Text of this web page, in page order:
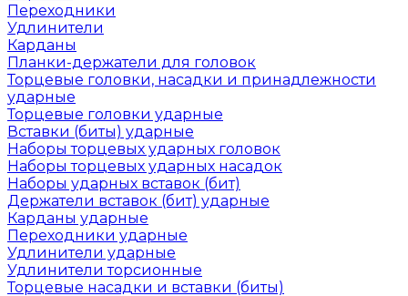
Переходники
Удлинители
Карданы
Планки-держатели для головок
Торцевые головки, насадки и принадлежности
ударные
Торцевые головки ударные
Вставки (биты) ударные
Наборы торцевых ударных головок
Наборы торцевых ударных насадок
Наборы ударных вставок (бит)
Держатели вставок (бит) ударные
Карданы ударные
Переходники ударные
Удлинители ударные
Удлинители торсионные
Торцевые насадки и вставки (биты)